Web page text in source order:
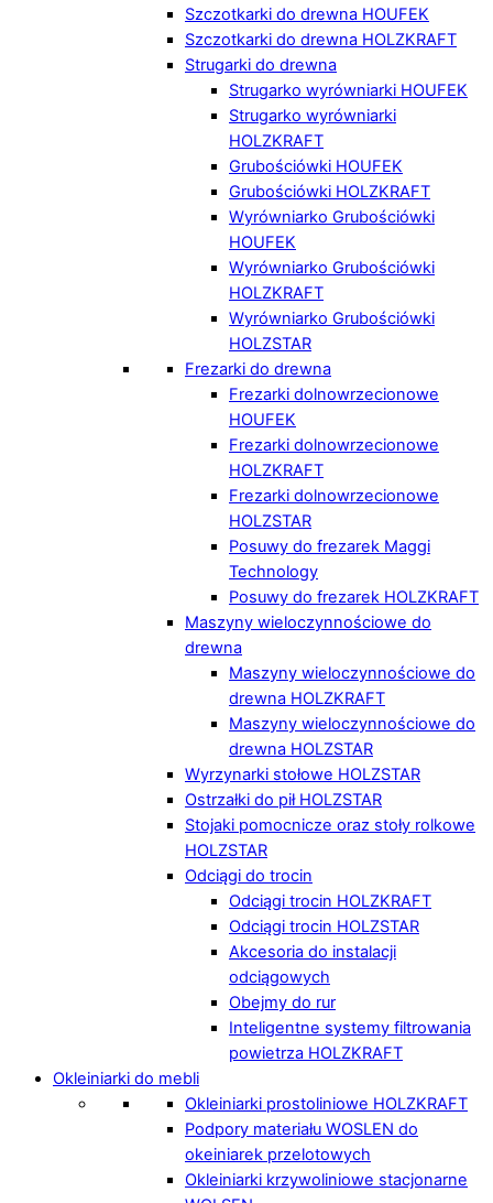
Szczotkarki do drewna HOUFEK
Szczotkarki do drewna HOLZKRAFT
Strugarki do drewna
Strugarko wyrówniarki HOUFEK
Strugarko wyrówniarki
HOLZKRAFT
Grubościówki HOUFEK
Grubościówki HOLZKRAFT
Wyrówniarko Grubościówki
HOUFEK
Wyrówniarko Grubościówki
HOLZKRAFT
Wyrówniarko Grubościówki
HOLZSTAR
Frezarki do drewna
Frezarki dolnowrzecionowe
HOUFEK
Frezarki dolnowrzecionowe
HOLZKRAFT
Frezarki dolnowrzecionowe
HOLZSTAR
Posuwy do frezarek Maggi
Technology
Posuwy do frezarek HOLZKRAFT
Maszyny wieloczynnościowe do
drewna
Maszyny wieloczynnościowe do
drewna HOLZKRAFT
Maszyny wieloczynnościowe do
drewna HOLZSTAR
Wyrzynarki stołowe HOLZSTAR
Ostrzałki do pił HOLZSTAR
Stojaki pomocnicze oraz stoły rolkowe
HOLZSTAR
Odciągi do trocin
Odciągi trocin HOLZKRAFT
Odciągi trocin HOLZSTAR
Akcesoria do instalacji
odciągowych
Obejmy do rur
Inteligentne systemy filtrowania
powietrza HOLZKRAFT
Okleiniarki do mebli
Okleiniarki prostoliniowe HOLZKRAFT
Podpory materiału WOSLEN do
okeiniarek przelotowych
Okleiniarki krzywoliniowe stacjonarne